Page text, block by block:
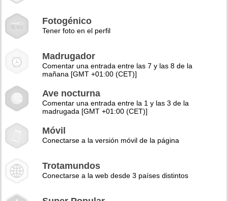
Fotogénico
Tener foto en el perfil
Madrugador
Comentar una entrada entre las 7 y las 8 de la
mañana [GMT +01:00 (CET)]
Ave nocturna
Comentar una entrada entre la 1 y las 3 de la
madrugada [GMT +01:00 (CET)]
Móvil
Conectarse a la versión móvil de la página
Trotamundos
Conectarse a la web desde 3 países distintos